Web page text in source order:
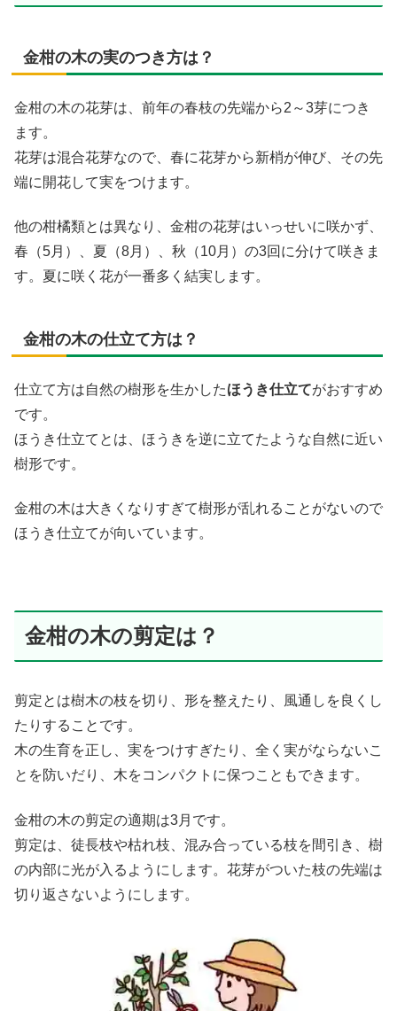
金柑の木の実のつき方は？
金柑の木の花芽は、前年の春枝の先端から2～3芽につき
ます。
花芽は混合花芽なので、春に花芽から新梢が伸び、その先
端に開花して実をつけます。
他の柑橘類とは異なり、金柑の花芽はいっせいに咲かず、
春（5月）、夏（8月）、秋（10月）の3回に分けて咲きま
す。夏に咲く花が一番多く結実します。
金柑の木の仕立て方は？
仕立て方は自然の樹形を生かしたほうき仕立てがおすすめ
です。
ほうき仕立てとは、ほうきを逆に立てたような自然に近い
樹形です。
金柑の木は大きくなりすぎて樹形が乱れることがないので
ほうき仕立てが向いています。
金柑の木の剪定は？
剪定とは樹木の枝を切り、形を整えたり、風通しを良くし
たりすることです。
木の生育を正し、実をつけすぎたり、全く実がならないこ
とを防いだり、木をコンパクトに保つこともできます。
金柑の木の剪定の適期は3月です。
剪定は、徒長枝や枯れ枝、混み合っている枝を間引き、樹
の内部に光が入るようにします。花芽がついた枝の先端は
切り返さないようにします。